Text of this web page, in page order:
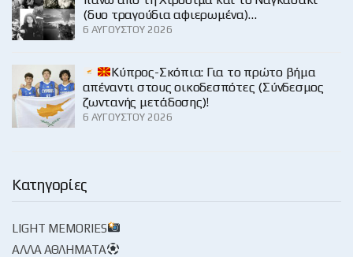
(δυο τραγούδια αφιερωμένα)…
6 ΑΥΓΟΎΣΤΟΥ 2026
Κύπρος-Σκόπια: Για το πρώτο βήμα
απέναντι στους οικοδεσπότες (Σύνδεσμος
ζωντανής μετάδοσης)!
6 ΑΥΓΟΎΣΤΟΥ 2026
Κατηγορίες
LIGHT MEMORIES
ΆΛΛΑ ΑΘΛΉΜΑΤΑ